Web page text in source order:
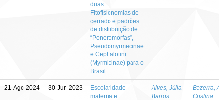
duas
Fitofisionomias de
cerrado e padrões
de distribuição de
“Poneromorfas”,
Pseudomyrmecinae
e Cephalotini
(Myrmicinae) para o
Brasil
21-Ago-2024 30-Jun-2023
Escolaridade
materna e
Alves, Júlia
Barros
Bezerra,
Cristina